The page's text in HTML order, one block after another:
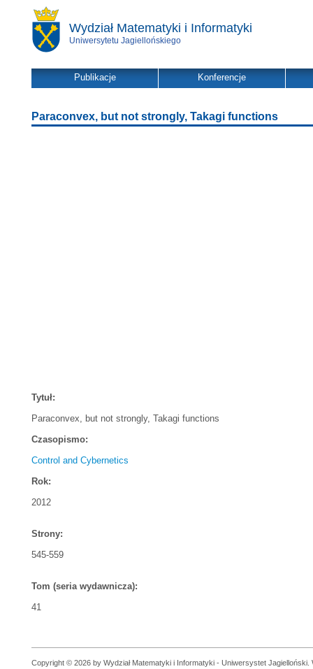
Wydział Matematyki i Informatyki
Uniwersytetu Jagiellońskiego
Publikacje Konferencje
Paraconvex, but not strongly, Takagi functions
Tytuł:
Paraconvex, but not strongly, Takagi functions
Czasopismo:
Control and Cybernetics
Rok:
2012
Strony:
545-559
Tom (seria wydawnicza):
41
Copyright © 2026 by Wydział Matematyki i Informatyki - Uniwersystet